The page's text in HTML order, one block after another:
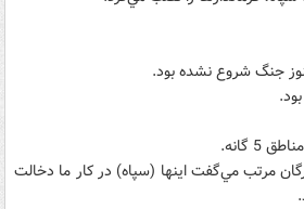
جنگ شروع نشده بود.
گانه.
مرتب مي‌گفت اينها (سپاه) در كار ما دخالت